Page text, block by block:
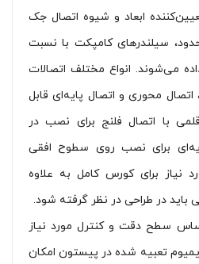
ابعاد و شیوه اتصال جک
سیلندرهای کامپکت با نسبت
می‌شوند. انواع مختلف اتصالات
محوری و اتصال پایه‌ای قابل
با اتصال فلنج برای نصب در
برای نصب روی سطوح افقی
نیاز برای کورس کامل به علاوه
سطح دقت و کنترل مورد نیاز
تعبیه شده در پیستون امکان